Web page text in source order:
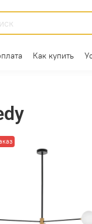
Как купить